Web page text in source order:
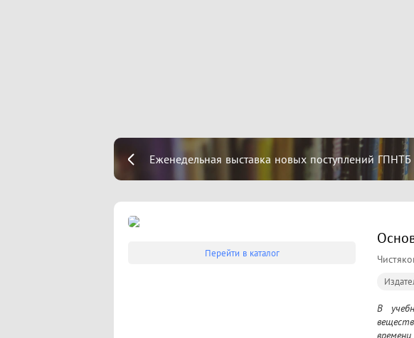
Еженедельная выставка новых поступлений
Перейти в каталог
В